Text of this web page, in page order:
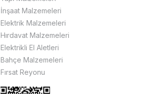
İnşaat Malzemeleri
Elektrik Malzemeleri
Hırdavat Malzemeleri
Elektrikli El Aletleri
Bahçe Malzemeleri
Fırsat Reyonu